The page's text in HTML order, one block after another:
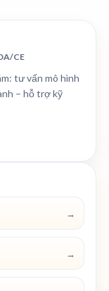
CE
tư vấn mô hình
– hỗ trợ kỹ
→
→